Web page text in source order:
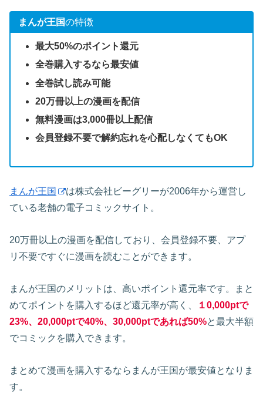
まんが王国の特徴
最大50%のポイント還元
全巻購入するなら最安値
全巻試し読み可能
20万冊以上の漫画を配信
無料漫画は3,000冊以上配信
会員登録不要で解約忘れを心配しなくてもOK
まんが王国
は株式会社ビーグリーが2006年から運営し
ている老舗の電子コミックサイト。
20万冊以上の漫画を配信しており、会員登録不要、アプ
リ不要ですぐに漫画を読むことができます。
まんが王国のメリットは、高いポイント還元率です。まと
めてポイントを購入するほど還元率が高く、
１0,000ptで
23%、20,000ptで40%、30,000ptであれば50%と最大半額
でコミックを購入できます。
まとめて漫画を購入するならまんが王国が最安値となりま
す。